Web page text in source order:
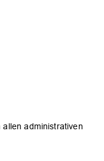
administrativen